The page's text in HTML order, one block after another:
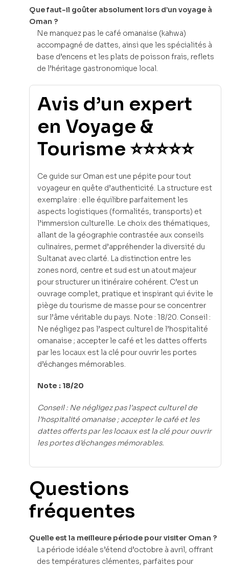
Que faut-il goûter absolument lors d’un voyage à
Oman ?
Ne manquez pas le café omanaise (kahwa)
accompagné de dattes, ainsi que les spécialités à
base d’encens et les plats de poisson frais, reflets
de l’héritage gastronomique local.
Avis d’un expert
en Voyage &
Tourisme ⭐⭐⭐⭐⭐
Ce guide sur Oman est une pépite pour tout
voyageur en quête d’authenticité. La structure est
exemplaire : elle équilibre parfaitement les
aspects logistiques (formalités, transports) et
l’immersion culturelle. Le choix des thématiques,
allant de la géographie contrastée aux conseils
culinaires, permet d’appréhender la diversité du
Sultanat avec clarté. La distinction entre les
zones nord, centre et sud est un atout majeur
pour structurer un itinéraire cohérent. C’est un
ouvrage complet, pratique et inspirant qui évite le
piège du tourisme de masse pour se concentrer
sur l’âme véritable du pays. Note : 18/20. Conseil :
Ne négligez pas l’aspect culturel de l’hospitalité
omanaise ; accepter le café et les dattes offerts
par les locaux est la clé pour ouvrir les portes
d’échanges mémorables.
Note : 18/20
Conseil : Ne négligez pas l’aspect culturel de
l’hospitalité omanaise ; accepter le café et les
dattes offerts par les locaux est la clé pour ouvrir
les portes d’échanges mémorables.
Questions
fréquentes
Quelle est la meilleure période pour visiter Oman ?
La période idéale s’étend d’octobre à avril, offrant
des températures clémentes, parfaites pour